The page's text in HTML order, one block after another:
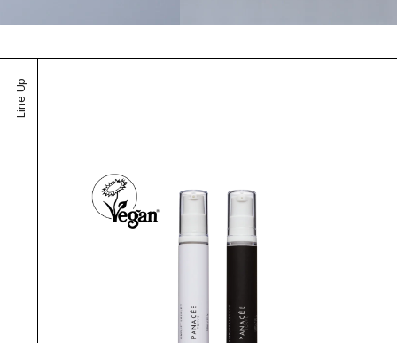
Line Up